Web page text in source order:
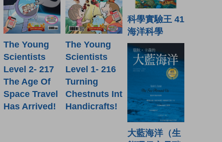
The Young
Scientists
Level 2- 217
The Age Of
Space Travel
Has Arrived!
The Young
Scientists
Level 1- 216
Turning
Chestnuts Int
Handicrafts!
科學實驗王 41
海洋科學
大藍海洋（生